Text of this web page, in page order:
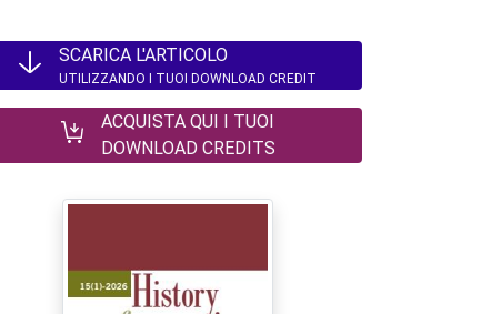
SCARICA L'ARTICOLO
UTILIZZANDO I TUOI DOWNLOAD CREDIT
ACQUISTA QUI I TUOI
DOWNLOAD CREDITS